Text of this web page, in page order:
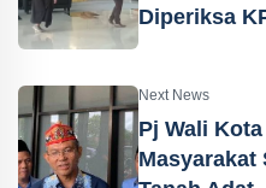
Diperiksa
Next News
Pj Wali
Masyarakat